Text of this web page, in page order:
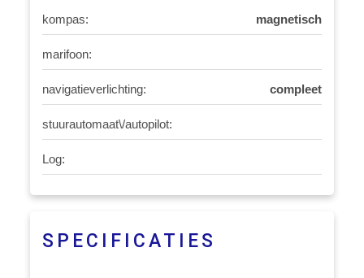
kompas: magnetisch
marifoon:
navigatieverlichting: compleet
stuurautomaat\/autopilot:
Log:
SPECIFICATIES